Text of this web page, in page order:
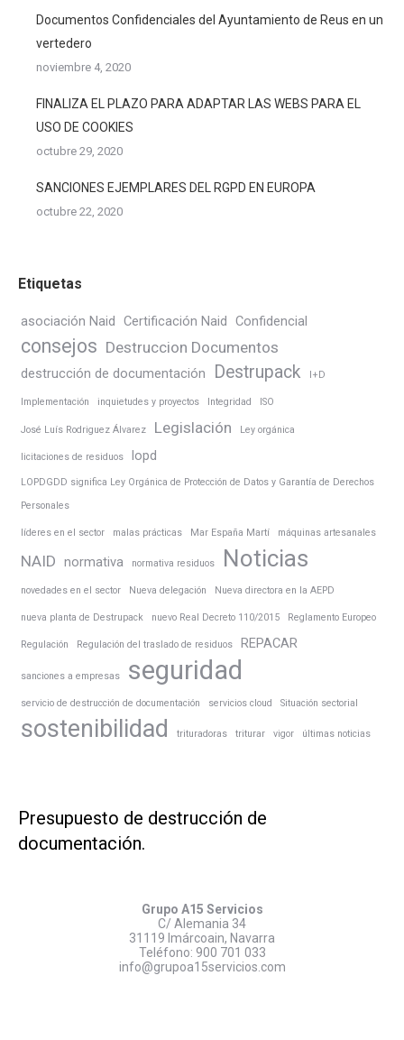
Documentos Confidenciales del Ayuntamiento de Reus en un
vertedero
noviembre 4, 2020
FINALIZA EL PLAZO PARA ADAPTAR LAS WEBS PARA EL
USO DE COOKIES
octubre 29, 2020
SANCIONES EJEMPLARES DEL RGPD EN EUROPA
octubre 22, 2020
Etiquetas
asociación Naid Certificación Naid Confidencial
consejos Destruccion Documentos
destrucción de documentación Destrupack I+D
Implementación inquietudes y proyectos Integridad ISO
José Luís Rodriguez Álvarez Legislación Ley orgánica
licitaciones de residuos lopd
LOPDGDD significa Ley Orgánica de Protección de Datos y Garantía de Derechos
Personales
líderes en el sector malas prácticas Mar España Martí máquinas artesanales
NAID normativa normativa residuos Noticias
novedades en el sector Nueva delegación Nueva directora en la AEPD
nueva planta de Destrupack nuevo Real Decreto 110/2015 Reglamento Europeo
Regulación Regulación del traslado de residuos REPACAR
sanciones a empresas seguridad
servicio de destrucción de documentación servicios cloud Situación sectorial
sostenibilidad trituradoras triturar vigor últimas noticias
Presupuesto de destrucción de
documentación.
Grupo A15 Servicios
C/ Alemania 34
31119 Imárcoain, Navarra
Teléfono: 900 701 033
info@grupoa15servicios.com